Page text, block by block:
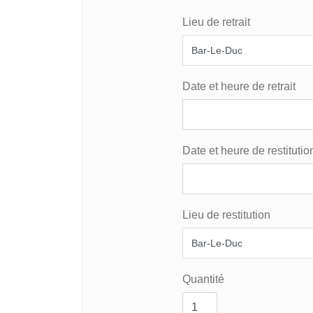
Lieu de retrait
Date et heure de retrait
Date et heure de
Lieu de restitution
Quantité